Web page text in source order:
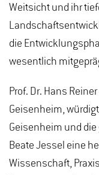
Weitsicht und ihr
die
wesentlich
Prof. Dr. Hans
Geisenheim,
Geisenheim und
Beate Jessel eine
Wissenschaft,